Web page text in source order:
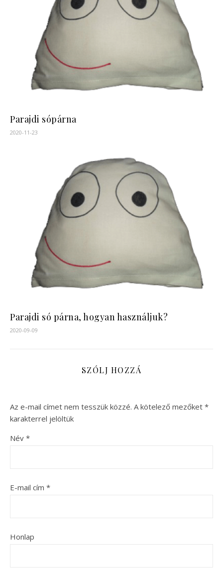
Parajdi sópárna
2020-11-23
Parajdi só párna, hogyan használjuk?
2020-09-09
SZÓLJ HOZZÁ
Az e-mail címet nem tesszük közzé. A kötelező mezőket *
karakterrel jelöltük
Név *
E-mail cím *
Honlap